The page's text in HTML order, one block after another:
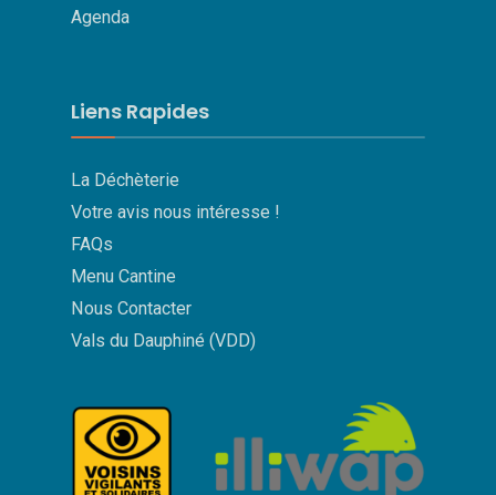
Agenda
Liens Rapides
La Déchèterie
Votre avis nous intéresse !
FAQs
Menu Cantine
Nous Contacter
Vals du Dauphiné (VDD)